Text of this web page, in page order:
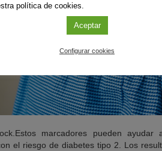
marcadores pueden
el riesgo de diabetes tipo 2. Los
política de cookies.
Aceptar
Configurar cookies